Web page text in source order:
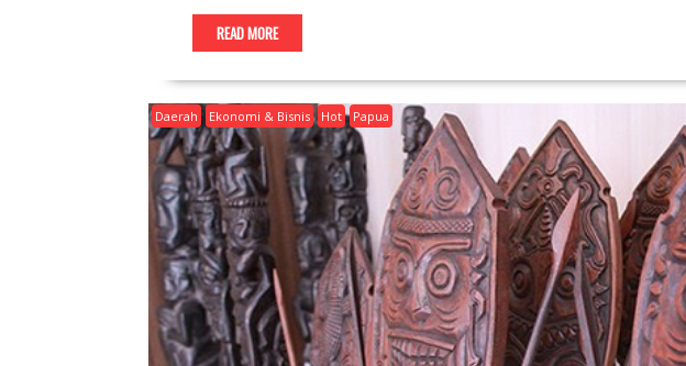
READ MORE
Daerah Ekonomi & Bisnis Hot Papua